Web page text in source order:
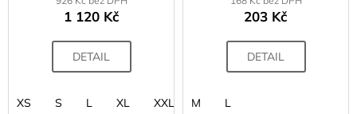
1 120 Kč
DETAIL
XS S L XL XXL
203 Kč
DETAIL
M L